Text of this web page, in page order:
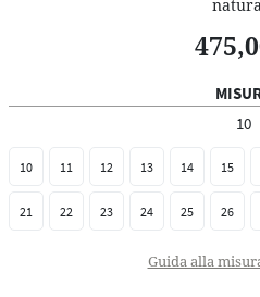
10
10 11 12 13 14 15
21 22 23 24 25 26
Guida alla